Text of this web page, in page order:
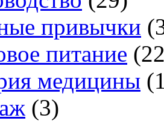
привычки
питание
медицины
(3)